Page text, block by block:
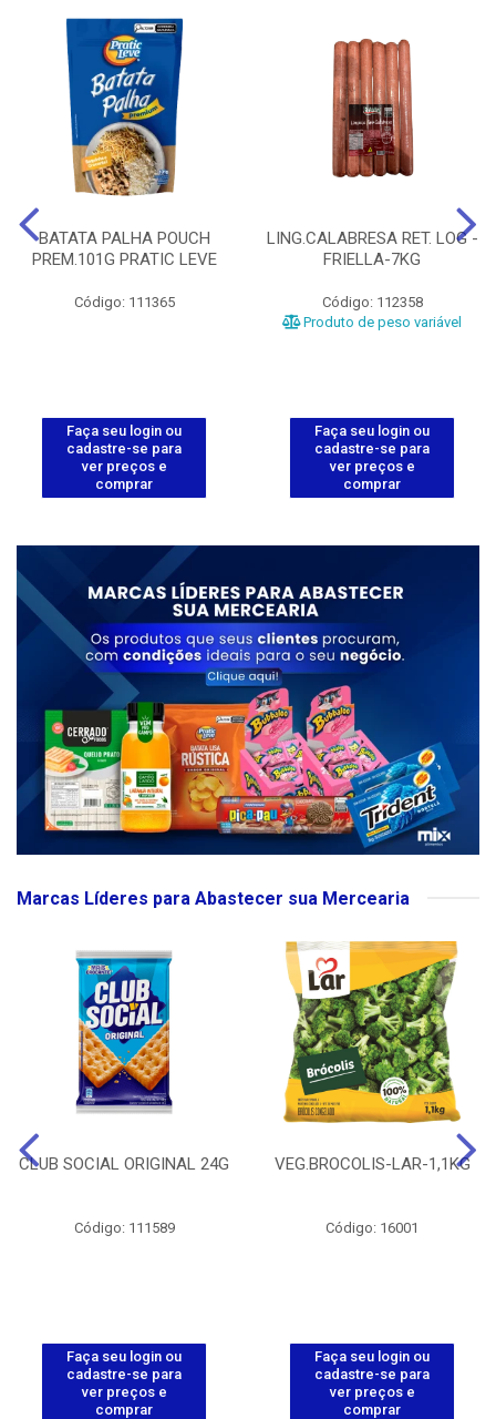
BATATA PALHA POUCH
PREM.101G PRATIC LEVE
Código: 111365
Faça seu login ou
cadastre-se para
ver preços e
comprar
LING.CALABRESA RET. LOG -
FRIELLA-7KG
Código: 112358
Produto de peso variável
Faça seu login ou
cadastre-se para
ver preços e
comprar
Marcas Líderes para Abastecer sua Mercearia
CLUB SOCIAL ORIGINAL 24G
Código: 111589
Faça seu login ou
cadastre-se para
ver preços e
comprar
VEG.BROCOLIS-LAR-1,1KG
Código: 16001
Faça seu login ou
cadastre-se para
ver preços e
comprar